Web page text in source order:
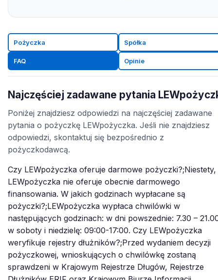
Pożyczka Spółka
FAQ Opinie
Najczęściej zadawane pytania
Poniżej znajdziesz odpowiedzi na najczęściej zadawane
pytania o pożyczkę LEWpożyczka. Jeśli nie znajdziesz
odpowiedzi, skontaktuj się bezpośrednio z
pożyczkodawcą.
Czy LEWpożyczka oferuje darmowe pożyczki?;Niestety,
LEWpożyczka nie oferuje obecnie darmowego
finansowania. W jakich godzinach wypłacane są
pożyczki?;LEWpożyczka wypłaca chwilówki w
następujących godzinach: w dni powszednie: 7.30 –
w soboty i niedzielę: 09:00-17:00. Czy LEWpożyczka
weryfikuje rejestry dłużników?;Przed wydaniem decyzji
pożyczkowej, wnioskujących o chwilówkę zostaną
sprawdzeni w Krajowym Rejestrze Długów, Rejestrze